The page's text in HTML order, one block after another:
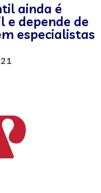
ainda é
e depende de
especialistas